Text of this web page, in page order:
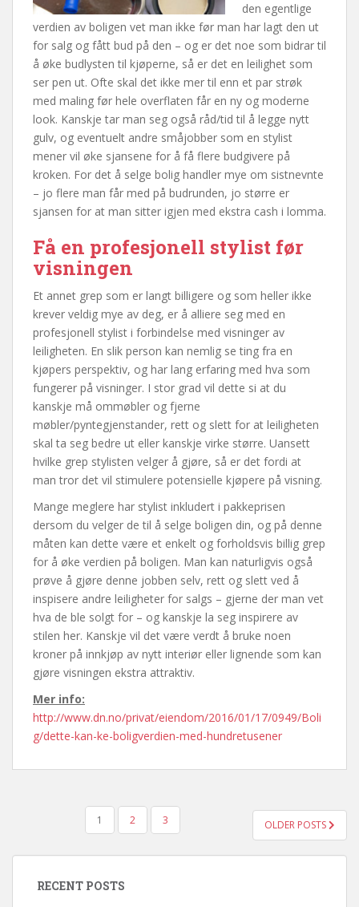
den egentlige
verdien av boligen vet man ikke før man har lagt den ut
for salg og fått bud på den – og er det noe som bidrar til
å øke budlysten til kjøperne, så er det en leilighet som
ser pen ut. Ofte skal det ikke mer til enn et par strøk
med maling før hele overflaten får en ny og moderne
look. Kanskje tar man seg også råd/tid til å legge nytt
gulv, og eventuelt andre småjobber som en stylist
mener vil øke sjansene for å få flere budgivere på
kroken. For det å selge bolig handler mye om sistnevnte
– jo flere man får med på budrunden, jo større er
sjansen for at man sitter igjen med ekstra cash i lomma.
Få en profesjonell stylist før
visningen
Et annet grep som er langt billigere og som heller ikke
krever veldig mye av deg, er å alliere seg med en
profesjonell stylist i forbindelse med visninger av
leiligheten. En slik person kan nemlig se ting fra en
kjøpers perspektiv, og har lang erfaring med hva som
fungerer på visninger. I stor grad vil dette si at du
kanskje må ommøbler og fjerne
møbler/pyntegjenstander, rett og slett for at leiligheten
skal ta seg bedre ut eller kanskje virke større. Uansett
hvilke grep stylisten velger å gjøre, så er det fordi at
man tror det vil stimulere potensielle kjøpere på visning.
Mange meglere har stylist inkludert i pakkeprisen
dersom du velger de til å selge boligen din, og på denne
måten kan dette være et enkelt og forholdsvis billig grep
for å øke verdien på boligen. Man kan naturligvis også
prøve å gjøre denne jobben selv, rett og slett ved å
inspisere andre leiligheter for salgs – gjerne der man vet
hva de ble solgt for – og kanskje la seg inspirere av
stilen her. Kanskje vil det være verdt å bruke noen
kroner på innkjøp av nytt interiør eller lignende som kan
gjøre visningen ekstra attraktiv.
Mer info:
http://www.dn.no/privat/eiendom/2016/01/17/0949/Boli
g/dette-kan-ke-boligverdien-med-hundretusener
PAGINATION
1 2 3 OLDER POSTS
RECENT POSTS